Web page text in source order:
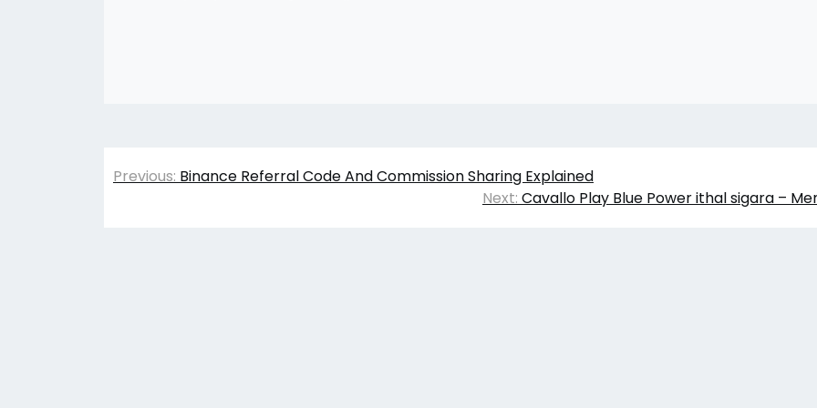
Yazı
Previous: Binance Referral Code And Commission Sharing Explained
Next: Cavallo Play Blue Power ithal sigara –